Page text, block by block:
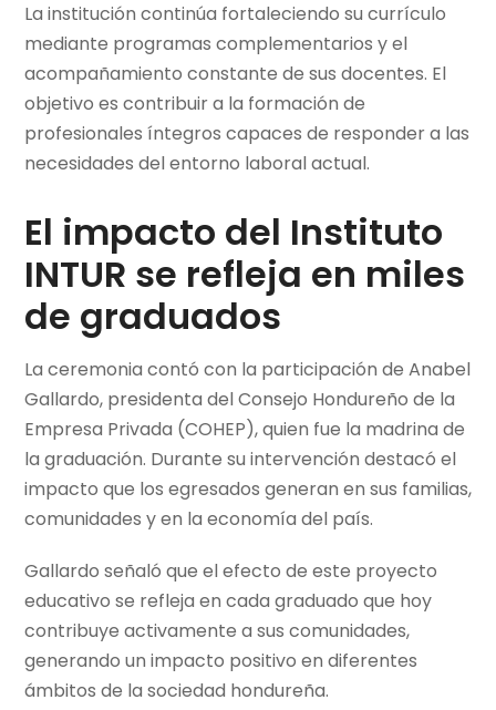
La institución continúa fortaleciendo su currículo
mediante programas complementarios y el
acompañamiento constante de sus docentes. El
objetivo es contribuir a la formación de
profesionales íntegros capaces de responder a las
necesidades del entorno laboral actual.
El impacto del Instituto
INTUR se refleja en miles
de graduados
La ceremonia contó con la participación de Anabel
Gallardo, presidenta del Consejo Hondureño de la
Empresa Privada (COHEP), quien fue la madrina de
la graduación. Durante su intervención destacó el
impacto que los egresados generan en sus familias,
comunidades y en la economía del país.
Gallardo señaló que el efecto de este proyecto
educativo se refleja en cada graduado que hoy
contribuye activamente a sus comunidades,
generando un impacto positivo en diferentes
ámbitos de la sociedad hondureña.